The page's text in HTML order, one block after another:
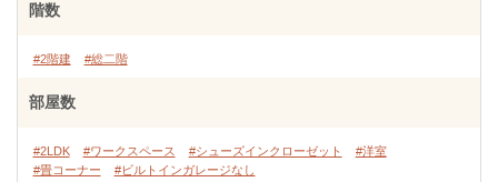
階数
#2階建 #総二階
部屋数
#2LDK #ワークスペース #シューズインクローゼット
#洋室
#畳コーナー
#ビルトインガレージなし